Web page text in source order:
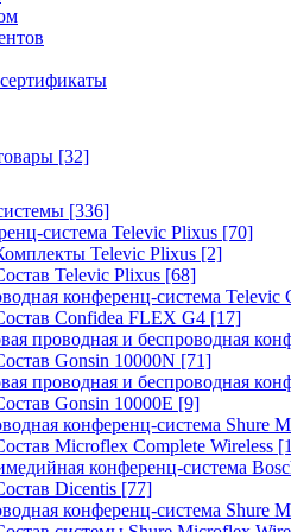
[32]
[336]
система Televic Plixus [70]
Televic Plixus [2]
Televic Plixus [68]
конференц-система
Confidea FLEX G4 [17]
проводная и беспроводная
Gonsin 10000N [71]
проводная и беспроводная
Gonsin 10000E [9]
конференц-система Shure
Microflex Complete Wireless
конференц-система
Dicentis [77]
конференц-система Shure